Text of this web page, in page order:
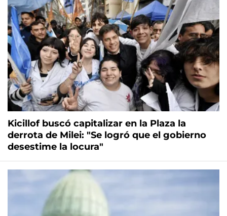
Kicillof buscó capitalizar en la Plaza la
derrota de Milei: "Se logró que el gobierno
desestime la locura"